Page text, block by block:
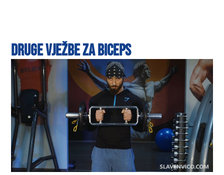
Druge vježbe za biceps